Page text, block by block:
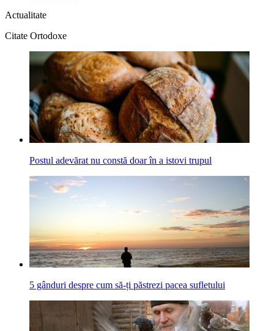
Actualitate
Citate Ortodoxe
Postul adevărat nu constă doar în a istovi trupul
5 gânduri despre cum să-ți păstrezi pacea sufletului